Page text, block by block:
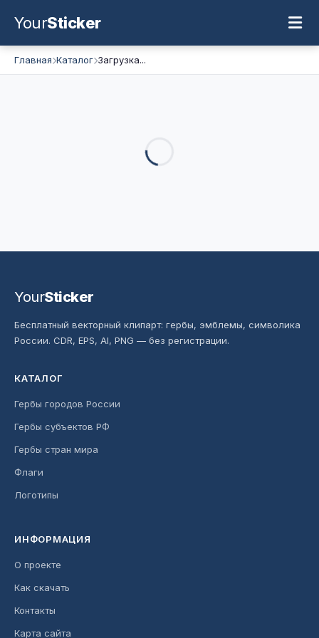
YourSticker
Главная Каталог Загрузка...
YourSticker
Бесплатный векторный клипарт: гербы, эмблемы, символика
России. CDR, EPS, AI, PNG — без регистрации.
КАТАЛОГ
Гербы городов России
Гербы субъектов РФ
Гербы стран мира
Флаги
Логотипы
ИНФОРМАЦИЯ
О проекте
Как скачать
Контакты
Карта сайта